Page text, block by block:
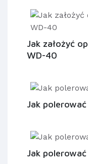
Jak założyć
WD-40
Jak
Jak